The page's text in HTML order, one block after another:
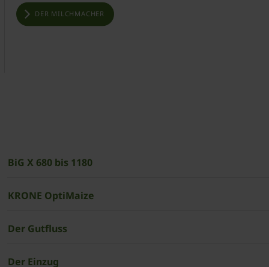
DER MILCHMACHER
BiG X 680 bis 1180
KRONE OptiMaize
Der Gutfluss
Der Einzug